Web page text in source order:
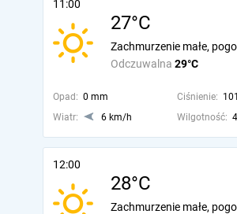
11:00
27°C
Odczuwalna 29°C
Zachmurzenie małe,
Opad: 0 mm Ciśnienie:
Wiatr:
6 km/h Wilgotność:
12:00
28°C
Zachmurzenie małe,